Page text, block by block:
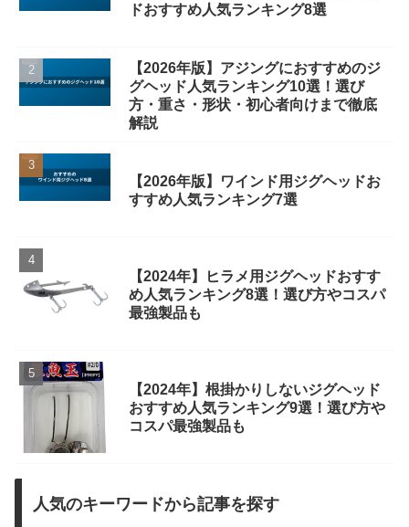
ドおすすめ人気ランキング8選
【2026年版】アジングにおすすめのジ
グヘッド人気ランキング10選！選び
方・重さ・形状・初心者向けまで徹底
解説
【2026年版】ワインド用ジグヘッドお
すすめ人気ランキング7選
【2024年】ヒラメ用ジグヘッドおすす
め人気ランキング8選！選び方やコスパ
最強製品も
【2024年】根掛かりしないジグヘッド
おすすめ人気ランキング9選！選び方や
コスパ最強製品も
人気のキーワードから記事を探す